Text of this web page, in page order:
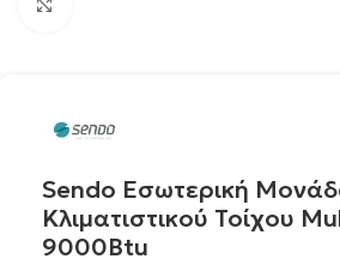
Sendo Εσωτερική
Κλιματιστικού Τοίχου
9000Btu